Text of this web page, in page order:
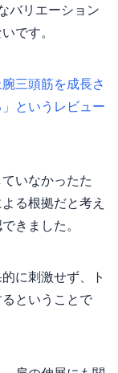
バリエーション
です。
三頭筋を成長さ
というレビュー
いなかったた
る根拠だと考え
きました。
に刺激せず、ト
ということで